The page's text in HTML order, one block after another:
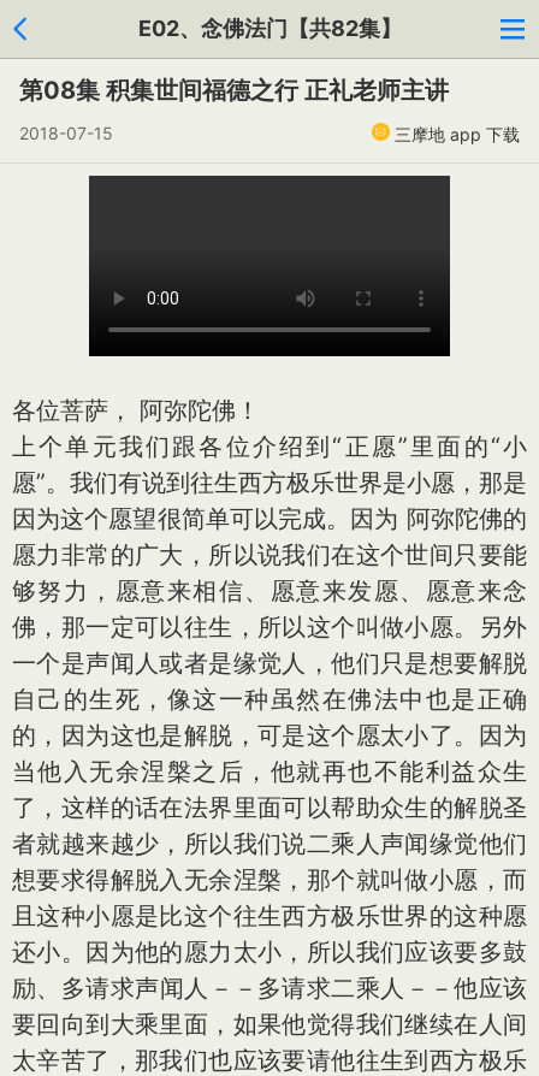
E02、念佛法门【共82集】
第08集 积集世间福德之行 正礼老师主讲
2018-07-15 三摩地 app 下载
各位菩萨， 阿弥陀佛！
上个单元我们跟各位介绍到“正愿”里面的“小
愿”。我们有说到往生西方极乐世界是小愿，那是
因为这个愿望很简单可以完成。因为 阿弥陀佛的
愿力非常的广大，所以说我们在这个世间只要能
够努力，愿意来相信、愿意来发愿、愿意来念
佛，那一定可以往生，所以这个叫做小愿。另外
一个是声闻人或者是缘觉人，他们只是想要解脱
自己的生死，像这一种虽然在佛法中也是正确
的，因为这也是解脱，可是这个愿太小了。因为
当他入无余涅槃之后，他就再也不能利益众生
了，这样的话在法界里面可以帮助众生的解脱圣
者就越来越少，所以我们说二乘人声闻缘觉他们
想要求得解脱入无余涅槃，那个就叫做小愿，而
且这种小愿是比这个往生西方极乐世界的这种愿
还小。因为他的愿力太小，所以我们应该要多鼓
励、多请求声闻人－－多请求二乘人－－他应该
要回向到大乘里面，如果他觉得我们继续在人间
太辛苦了，那我们也应该要请他往生到西方极乐